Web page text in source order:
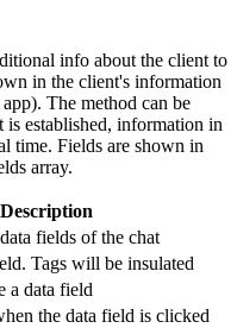
info about the client to
in the client's information
The method can be
is established, information in
time. Fields are shown in
array.
Description
fields of the chat
Tags will be insulated
a data field
the data field is clicked